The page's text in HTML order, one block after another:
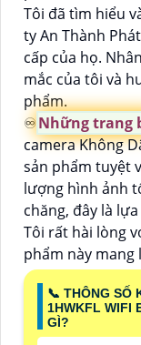
Tôi đã tìm hiểu
ty An Thành
cấp của họ.
mắc của tôi và
phẩm.
♾Những trang
camera Không
sản phẩm tuyệt
lượng hình ảnh
chăng, đây là
Tôi rất hài lòng
phẩm này mang
📞 THÔNG SỐ
1HWKFL WIFI
GÌ?